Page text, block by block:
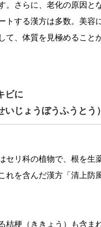
。さらに、老化の原因と
トする漢方は多数。美容
て、体質を見極めること
ビに
いじょうぼうふうとう
セリ科の植物で、根を生
れを含んだ漢方「清上防
桔梗（ききょう）も含ま